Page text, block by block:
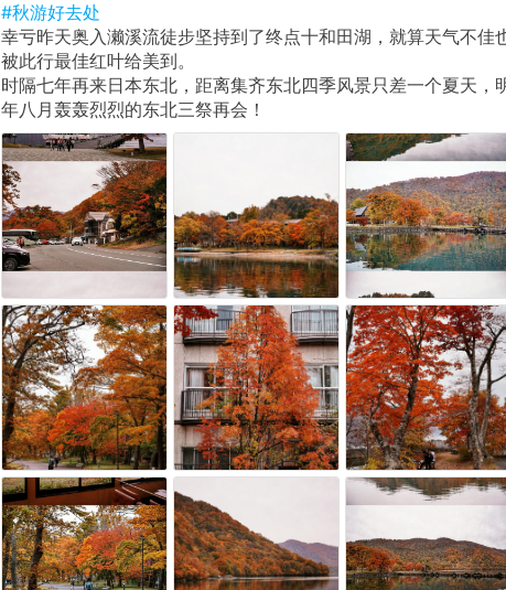
#秋游好去处
幸亏昨天奥入濑溪流徒步坚持到了终点十和田湖，就算天气不佳
被此行最佳红叶给美到。
时隔七年再来日本东北，距离集齐东北四季风景只差一个夏天，
年八月轰轰烈烈的东北三祭再会！